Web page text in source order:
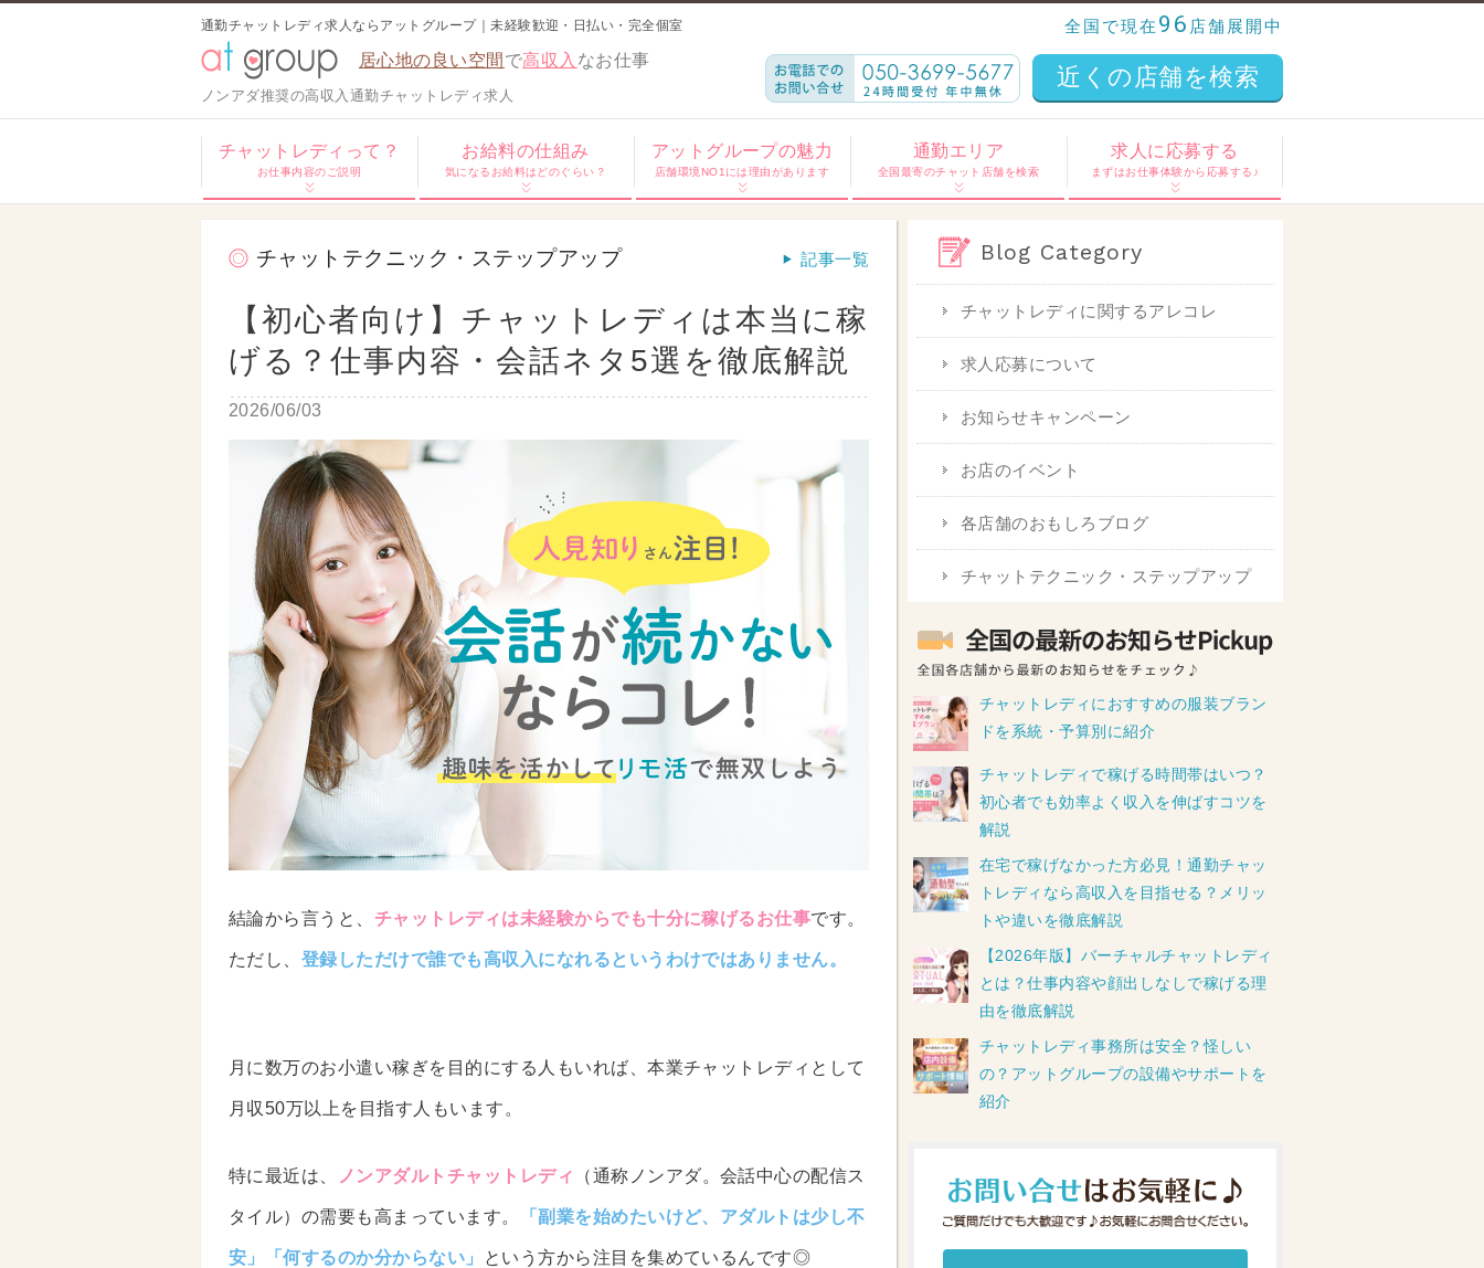
通勤チャットレディ求人ならアットグループ｜未経験歓迎・日払い・完全個室 全国で現在 96 店舗展開中
居心地の良い空間 で高収入 なお仕事
ノンアダ推奨の高収入通勤チャットレディ求人
近くの店舗を検索
チャットレディって？
お仕事内容のご説明
お給料の仕組み
気になるお給料はどのぐらい？
アットグループの魅力
店舗環境NO1には理由があります
通勤エリア
全国最寄のチャット店舗を検索
求人に応募する
まずはお仕事体験から応募する♪
チャットテクニック・ステップアップ 記事一覧
【初心者向け】チャットレディは本当に稼
げる？仕事内容・会話ネタ5選を徹底解説
2026/06/03
結論から言うと、 チャットレディは未経験からでも十分に稼げるお仕事です。
ただし、 登録しただけで誰でも高収入になれるというわけではありません。
月に数万のお小遣い稼ぎを目的にする人もいれば、本業チャットレディとして
月収50万以上を目指す人もいます。
特に最近は、 ノンアダルトチャットレディ （通称ノンアダ。会話中心の配信ス
タイル）の需要も高まっています。 「副業を始めたいけど、アダルトは少し不
安」「何するのか分からない」 という方から注目を集めているんです◎
Blog Category
チャットレディに関するアレコレ
求人応募について
お知らせキャンペーン
お店のイベント
各店舗のおもしろブログ
チャットテクニック・ステップアップ
チャットレディにおすすめの服装ブラン
ドを系統・予算別に紹介
チャットレディで稼げる時間帯はいつ？
初心者でも効率よく収入を伸ばすコツを
解説
在宅で稼げなかった方必見！通勤チャッ
トレディなら高収入を目指せる？メリッ
トや違いを徹底解説
【2026年版】バーチャルチャットレディ
とは？仕事内容や顔出しなしで稼げる理
由を徹底解説
チャットレディ事務所は安全？怪しい
の？アットグループの設備やサポートを
紹介